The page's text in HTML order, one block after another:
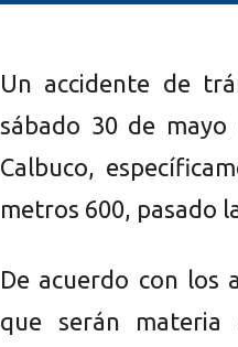
Un accidente de
sábado 30 de
Calbuco,
metros 600, pasado
De acuerdo con los
que serán